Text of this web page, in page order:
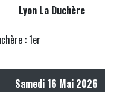
Lyon La Duchère
: 1er
Samedi 16 Mai 2026